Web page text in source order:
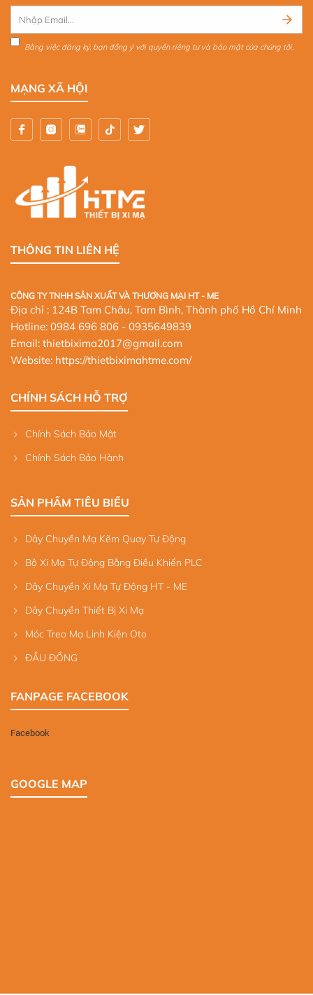
Bằng việc đăng ký, bạn đồng ý với quyền riêng tư và bảo mật của chúng tôi.
MẠNG XÃ HỘI
THÔNG TIN LIÊN HỆ
CÔNG TY TNHH SẢN XUẤT VÀ THƯƠNG MẠI HT - ME
Địa chỉ : 124B Tam Châu, Tam Bình, Thành phố Hồ Chí Minh
Hotline: 0984 696 806 - 0935649839
Email: thietbixima2017@gmail.com
Website: https://thietbiximahtme.com/
CHÍNH SÁCH HỖ TRỢ
Chính Sách Bảo Mật
Chính Sách Bảo Hành
SẢN PHẨM TIÊU BIỂU
Dây Chuyền Mạ Kẽm Quay Tự Động
Bộ Xi Mạ Tự Động Bằng Điều Khiển PLC
Dây Chuyền Xi Mạ Tự Động HT - ME
Dây Chuyền Thiết Bị Xi Mạ
Móc Treo Mạ Linh Kiện Oto
ĐẦU ĐỒNG
FANPAGE FACEBOOK
Facebook
GOOGLE MAP